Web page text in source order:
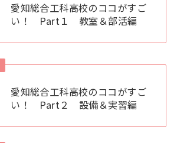
愛知総合工科高校のココがすご
い！ Part１ 教室＆部活編
愛知総合工科高校のココがすご
い！ Part２ 設備＆実習編